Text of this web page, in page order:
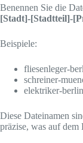
Benennen Sie die
[Stadt]-[Stadtteil]-
Beispiele:
fliesenleger-
schreiner-
elektriker-
Diese Dateinamen
präzise, was auf